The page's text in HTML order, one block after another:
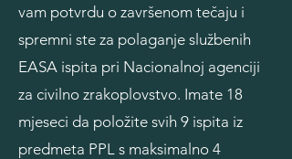
vam potvrdu o završenom tečaju i
spremni ste za polaganje službenih
EASA ispita pri Nacionalnoj agenciji
za civilno zrakoplovstvo. Imate 18
mjeseci da položite svih 9 ispita iz
predmeta PPL s maksimalno 4